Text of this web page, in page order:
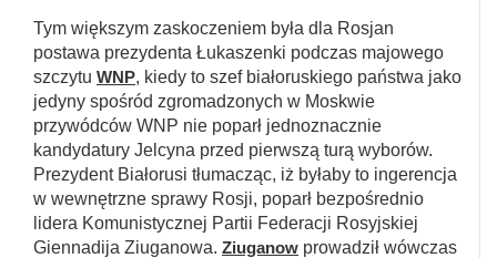
Tym większym zaskoczeniem była dla Rosjan
postawa prezydenta Łukaszenki podczas majowego
szczytu WNP, kiedy to szef białoruskiego państwa jako
jedyny spośród zgromadzonych w Moskwie
przywódców WNP nie poparł jednoznacznie
kandydatury Jelcyna przed pierwszą turą wyborów.
Prezydent Białorusi tłumacząc, iż byłaby to ingerencja
w wewnętrzne sprawy Rosji, poparł bezpośrednio
lidera Komunistycznej Partii Federacji Rosyjskiej
Giennadija Ziuganowa. Ziuganow prowadził wówczas